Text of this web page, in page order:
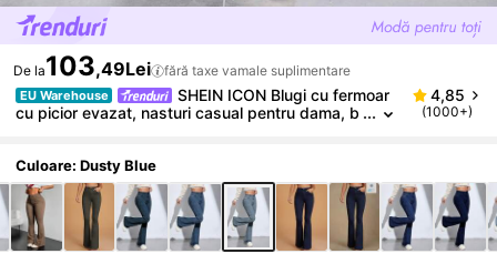
De la103,49Lei fără taxe vamale suplimentare
EU Warehouse
SHEIN ICON Blugi cu fermoar
cu picior evazat, nasturi casual pentru dama, b
mală, primăvară/toamnă, îmbrăcăminte zilnică ocazi
onală
4,85
(1000+)
Culoare: Dusty Blue